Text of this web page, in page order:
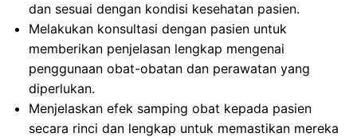
dan sesuai dengan kondisi kesehatan pasien.
Melakukan konsultasi dengan pasien untuk
memberikan penjelasan lengkap mengenai
penggunaan obat-obatan dan perawatan yang
diperlukan.
Menjelaskan efek samping obat kepada pasien
secara rinci dan lengkap untuk memastikan mereka